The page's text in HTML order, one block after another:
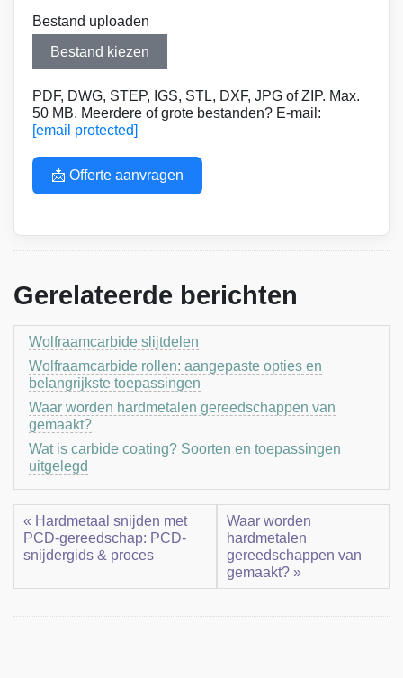
Bestand uploaden
Bestand kiezen
PDF, DWG, STEP, IGS, STL, DXF, JPG of ZIP. Max.
50 MB. Meerdere of grote bestanden? E-mail:
[email protected]
📩 Offerte aanvragen
Gerelateerde berichten
Wolfraamcarbide slijtdelen
Wolfraamcarbide rollen: aangepaste opties en
belangrijkste toepassingen
Waar worden hardmetalen gereedschappen van
gemaakt?
Wat is carbide coating? Soorten en toepassingen
uitgelegd
« Hardmetaal snijden met
PCD-gereedschap: PCD-
snijdergids & proces
Waar worden
hardmetalen
gereedschappen van
gemaakt? »